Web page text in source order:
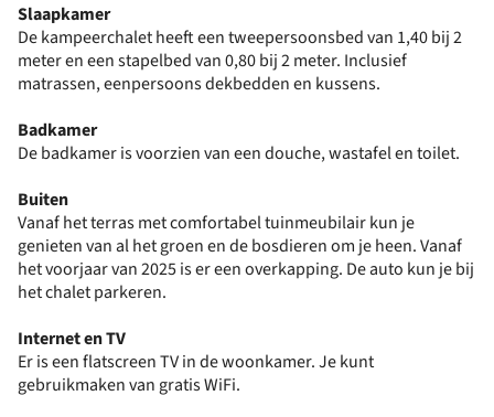
Slaapkamer
De kampeerchalet heeft een tweepersoonsbed van 1,40 bij 2
meter en een stapelbed van 0,80 bij 2 meter. Inclusief
matrassen, eenpersoons dekbedden en kussens.
Badkamer
De badkamer is voorzien van een douche, wastafel en toilet.
Buiten
Vanaf het terras met comfortabel tuinmeubilair kun je
genieten van al het groen en de bosdieren om je heen. Vanaf
het voorjaar van 2025 is er een overkapping. De auto kun je bij
het chalet parkeren.
Internet en TV
Er is een flatscreen TV in de woonkamer. Je kunt
gebruikmaken van gratis WiFi.